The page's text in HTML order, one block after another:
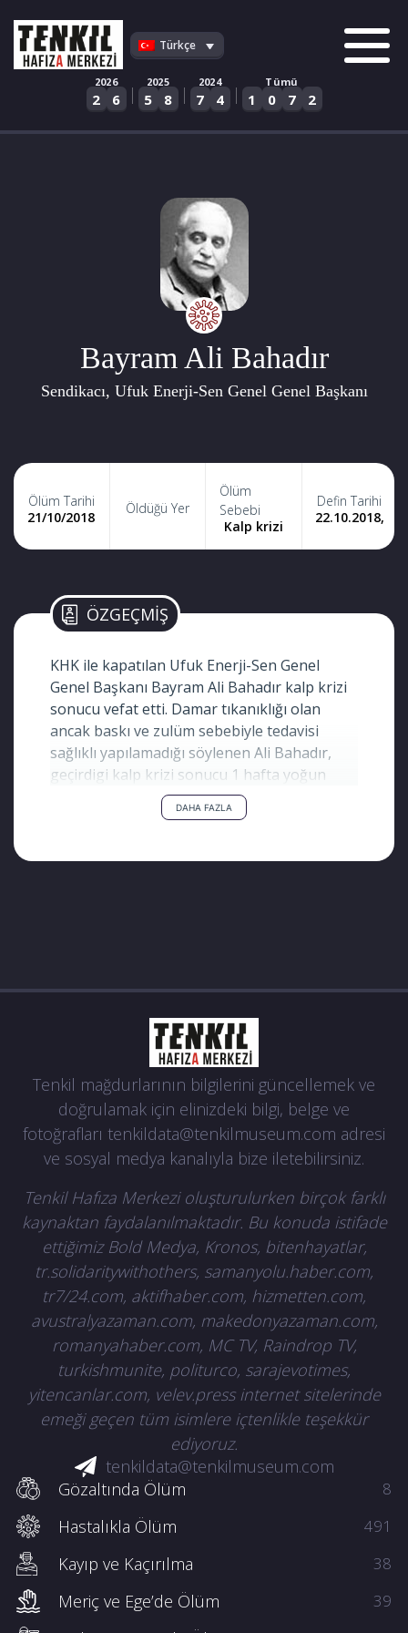
content
Türkçe
2026
2 6 |
2025
5 8 |
2024
7 4 |
Tümü
1 0 7 2
Bayram Ali Bahadır
Sendikacı, Ufuk Enerji-Sen Genel Genel Başkanı
Ölüm Tarihi
21/10/2018
Öldüğü Yer
Ölüm
Sebebi
Kalp krizi
Defin Tarihi
22.10.2018,
ÖZGEÇMİŞ
KHK ile kapatılan Ufuk Enerji-Sen Genel
Genel Başkanı Bayram Ali Bahadır kalp krizi
sonucu vefat etti. Damar tıkanıklığı olan
ancak baskı ve zulüm sebebiyle tedavisi
sağlıklı yapılamadığı söylenen Ali Bahadır,
geçirdigi kalp krizi sonucu 1 hafta yoğun
bakımda kalmıştı.
DAHA FAZLA
Tenkil mağdurlarının bilgilerini güncellemek ve
doğrulamak için elinizdeki bilgi, belge ve
fotoğrafları tenkildata@tenkilmuseum.com adresi
ve sosyal medya kanalıyla bize iletebilirsiniz.
Tenkil Hafıza Merkezi oluşturulurken birçok farklı
kaynaktan faydalanılmaktadır. Bu konuda istifade
ettiğimiz Bold Medya, Kronos, bitenhayatlar,
tr.solidaritywithothers, samanyolu.haber.com,
tr7/24.com, aktifhaber.com, hizmetten.com,
avustralyazaman.com, makedonyazaman.com,
romanyahaber.com, MC TV, Raindrop TV,
turkishmunite, politurco, sarajevotimes,
yitencanlar.com, velev.press internet sitelerinde
emeği geçen tüm isimlere içtenlikle teşekkür
ediyoruz.
tenkildata@tenkilmuseum.com
Gözaltında Ölüm
8
Hastalıkla Ölüm 491
Kayıp ve Kaçırılma 38
Meriç ve Ege’de Ölüm 39